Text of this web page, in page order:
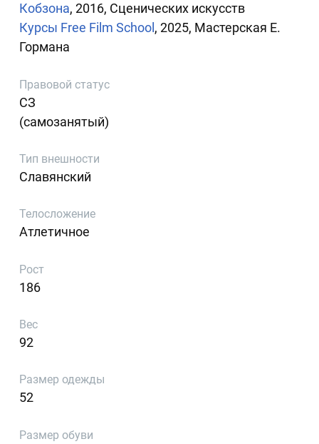
Кобзона, 2016, Сценических искусств
Курсы Free Film School , 2025, Мастерская Е.
Гормана
Правовой статус
СЗ
(самозанятый)
Тип внешности
Славянский
Телосложение
Атлетичное
Рост
186
Вес
92
Размер одежды
52
Размер обуви